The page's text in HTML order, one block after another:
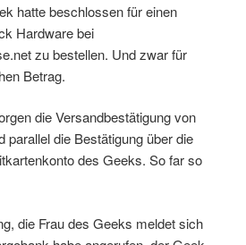
hatte beschlossen für einen
Hardware bei
zu bestellen. Und zwar für
Betrag.
die Versandbestätigung von
parallel die Bestätigung über die
des Geeks. So far so
die Frau des Geeks meldet sich